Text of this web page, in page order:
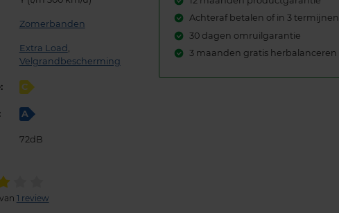
Zomerbanden
Extra Load ,
Velgrandbescherming
C
A
72dB
1 review
Achteraf betalen of in 3 termijnen
30 dagen omruilgarantie
3 maanden gratis herbalanceren